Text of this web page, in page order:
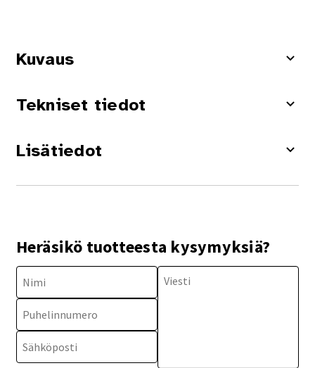
Kuvaus
Tekniset tiedot
Lisätiedot
Heräsikö tuotteesta kysymyksiä?